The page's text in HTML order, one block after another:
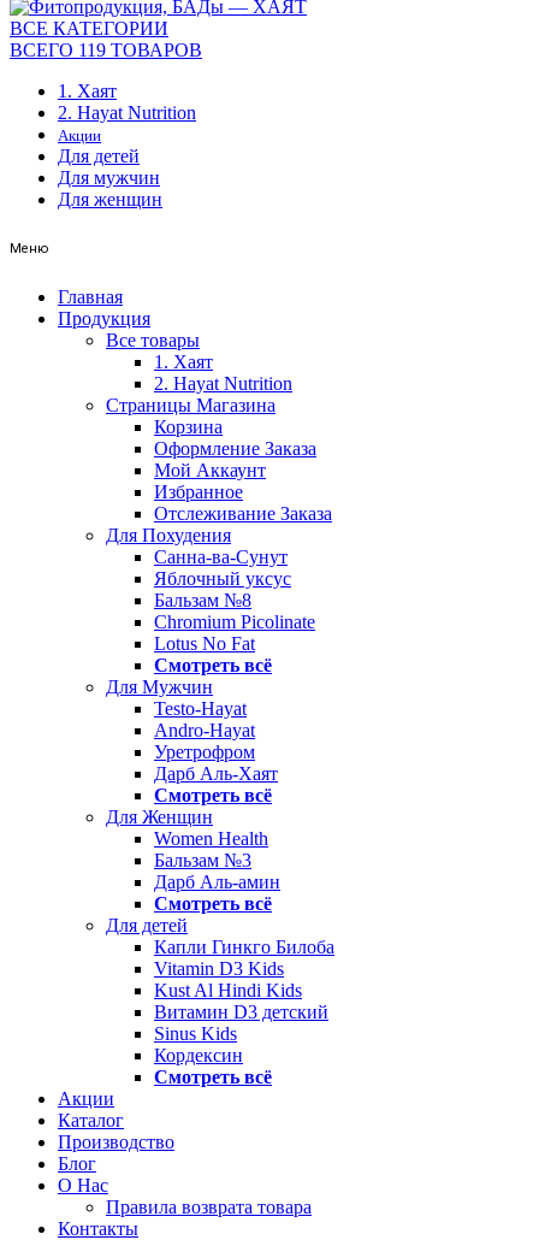
ВСЕ КАТЕГОРИИ
ВСЕГО 119 ТОВАРОВ
1. Хаят
2. Hayat Nutrition
Акции
Для детей
Для мужчин
Для женщин
Меню
Главная
Продукция
Все товары
1. Хаят
2. Hayat Nutrition
Страницы Магазина
Корзина
Оформление Заказа
Мой Аккаунт
Избранное
Отслеживание Заказа
Для Похудения
Санна-ва-Сунут
Яблочный уксус
Бальзам №8
Chromium Picolinate
Lotus No Fat
Смотреть всё
Для Мужчин
Testo-Hayat
Andro-Hayat
Уретрофром
Дарб Аль-Хаят
Смотреть всё
Для Женщин
Women Health
Бальзам №3
Дарб Аль-амин
Смотреть всё
Для детей
Капли Гинкго Билоба
Vitamin D3 Kids
Kust Al Hindi Kids
Витамин D3 детский
Sinus Kids
Кордексин
Смотреть всё
Акции
Каталог
Производство
Блог
О Нас
Правила возврата товара
Контакты